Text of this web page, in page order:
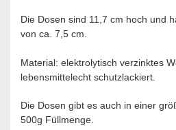
Die Dosen sind 11,7 cm hoch und
von ca. 7,5 cm.
Material: elektrolytisch verzinktes
lebensmittelecht schutzlackiert.
Die Dosen gibt es auch in einer
500g Füllmenge.